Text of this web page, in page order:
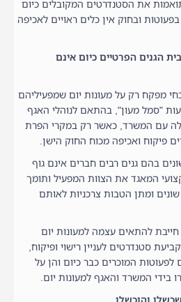
את הסטנדרטים המקובלים כיום
ובחוק אין כלים ראויים לאכיפה
הגנים הפרטיים כיום אינם
מפקח רק על מעונות יום שמפעיליהם
"סמל מעון", בהתאם לנוהלי האגף
עם המשרד, כאשר רק במקרי הפרת
פיקוח ואכיפה מכוח החוק הישן.
בהם גנים רבים חברים אינם גוף
המאגד את הצוות המפעיל ותומך
ומתן הטבות צרכניות לאותם
להתאים עצמה למעונות יום
סטנדרטים לעניין רישוי ופיקוח,
לפעוטות המוכרים כבר כיום והן על
בידי המשרד והאגף למעונות יום.